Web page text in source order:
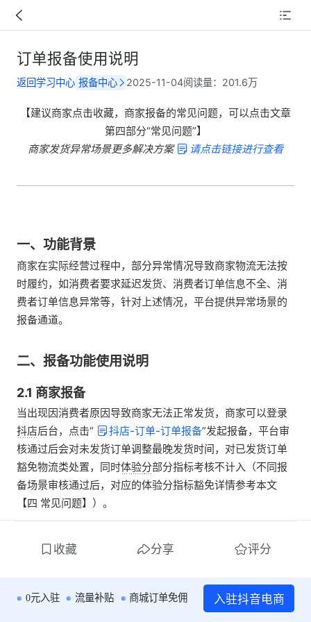
订单报备使用说明
返回学习中心 报备中心 2025-11-04阅读量： 201.6万
【建议商家点击收藏，商家报备的常见问题，可以点击文章
第四部分“常见问题”】
商家发货异常场景更多解决方案
请点击链接进行查看
一、功能背景
商家在实际经营过程中，部分异常情况导致商家物流无法按
时履约，如消费者要求延迟发货、消费者订单信息不全、消
费者订单信息异常等，针对上述情况，平台提供异常场景的
报备通道。
二、报备功能使用说明
2.1 商家报备
当出现因消费者原因导致商家无法正常发货，商家可以登录
抖店后台，点击“
抖店-订单-订单报备”发起报备，平台审
核通过后会对未发货订单调整最晚发货时间，对已发货订单
豁免物流类处置，同时体验分部分指标考核不计入（不同报
备场景审核通过后，对应的体验分指标豁免详情参考本文
【四 常见问题】）。
收藏 分享 评分
0元入驻 流量补贴 商城订单免佣 入驻抖音电商